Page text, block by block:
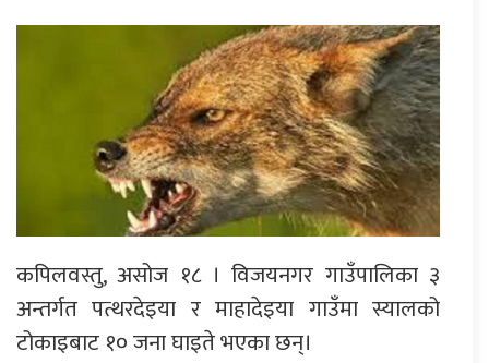
कपिलवस्तु, असोज १८ । विजयनगर गाउँपालिका ३
अन्तर्गत पत्थरदेइया र माहादेइया गाउँमा स्यालको
टोकाइबाट १० जना घाइते भएका छन्।